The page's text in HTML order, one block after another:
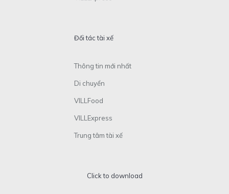
Đối tác tài xế
Thông tin mới nhất
Di chuyển
VILLFood
VILLExpress
Trung tâm tài xế
Click to download